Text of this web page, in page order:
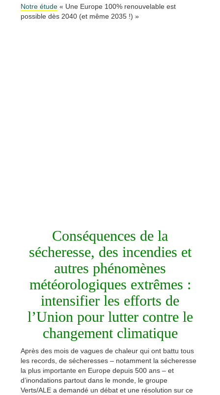
Notre étude « Une Europe 100% renouvelable est
possible dès 2040 (et même 2035 !) »
Conséquences de la
sécheresse, des incendies et
autres phénomènes
météorologiques extrêmes :
intensifier les efforts de
l’Union pour lutter contre le
changement climatique
Après des mois de vagues de chaleur qui ont battu tous
les records, de sécheresses – notamment la sécheresse
la plus importante en Europe depuis 500 ans – et
d’inondations partout dans le monde, le groupe
Verts/ALE a demandé un débat et une résolution sur ce